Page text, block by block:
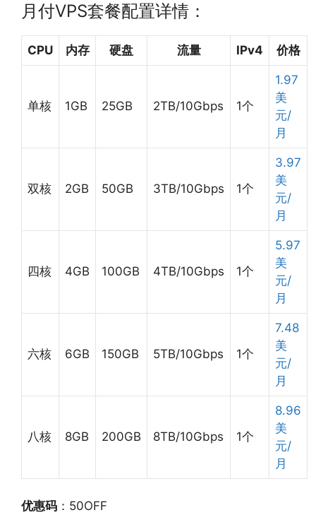
月付VPS套餐配置详情：
CPU 内存 硬盘 流量 IPv4 价格
单核 1GB 25GB 2TB/10Gbps 1个
1.97
美
元/
月
双核 2GB 50GB 3TB/10Gbps 1个
3.97
美
元/
月
四核 4GB 100GB 4TB/10Gbps 1个
5.97
美
元/
月
六核 6GB 150GB 5TB/10Gbps 1个
7.48
美
元/
月
八核 8GB 200GB 8TB/10Gbps 1个
8.96
美
元/
月
优惠码 ：50OFF